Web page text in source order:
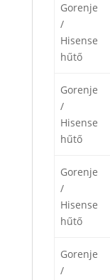
Gorenje
/
Hisense
hűtő
Gorenje
/
Hisense
hűtő
Gorenje
/
Hisense
hűtő
Gorenje
/